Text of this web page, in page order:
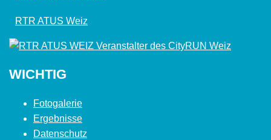
RTR ATUS Weiz
WICHTIG
Fotogalerie
Ergebnisse
Datenschutz